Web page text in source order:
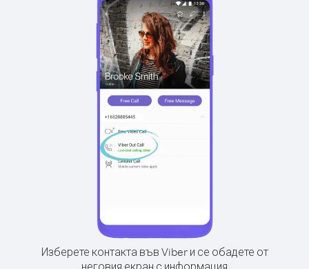
Изберете контакта във Viber и се обадете от
неговия екран с информация